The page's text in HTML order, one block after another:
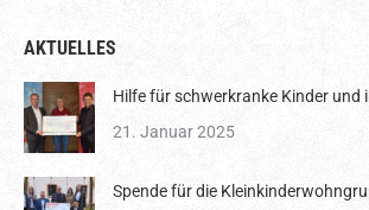
AKTUELLES
Hilfe für schwerkranke Kinder und
21. Januar 2025
Spende für die